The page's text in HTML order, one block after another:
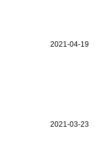
2021-04-19
2021-03-23